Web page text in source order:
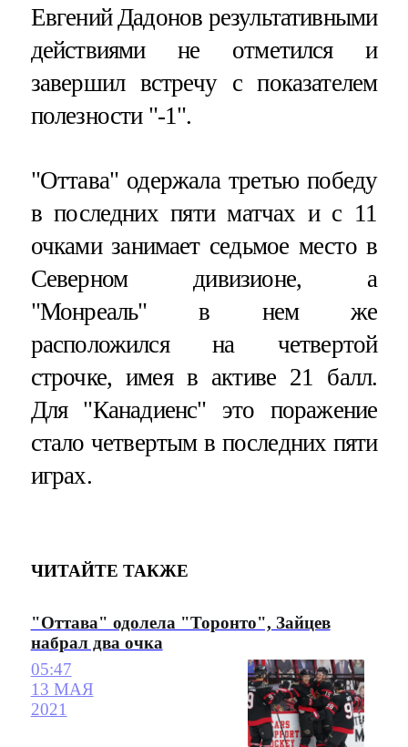
Евгений Дадонов результативными
действиями не отметился и
завершил встречу с показателем
полезности "-1".
"Оттава" одержала третью победу
в последних пяти матчах и с 11
очками занимает седьмое место в
Северном дивизионе, а
"Монреаль" в нем же
расположился на четвертой
строчке, имея в активе 21 балл.
Для "Канадиенс" это поражение
стало четвертым в последних пяти
играх.
ЧИТАЙТЕ ТАКЖЕ
"Оттава" одолела "Торонто", Зайцев
набрал два очка
05:47
13 МАЯ
2021